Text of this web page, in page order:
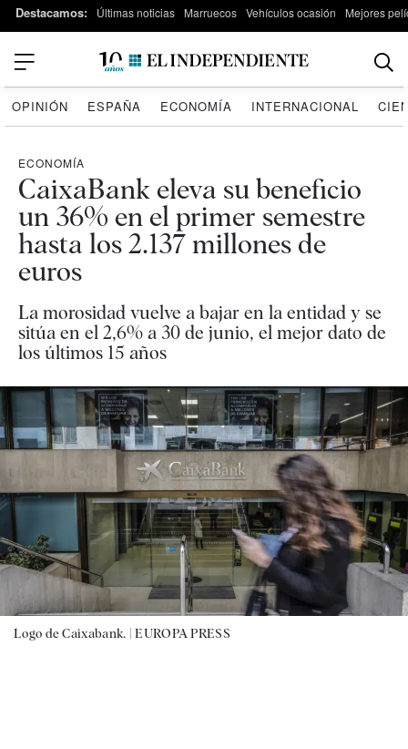
Destacamos: Últimas noticias Marruecos Vehículos ocasión Mejores
OPINIÓN ESPAÑA ECONOMÍA INTERNACIONAL
ECONOMÍA
CaixaBank eleva su beneficio
un 36% en el primer semestre
hasta los 2.137 millones de
euros
La morosidad vuelve a bajar en la entidad y se
sitúa en el 2,6% a 30 de junio, el mejor dato de
los últimos 15 años
Logo de Caixabank. |EUROPA PRESS